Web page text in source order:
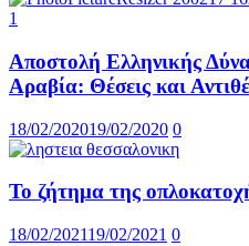
Αποστολή Ελληνικής
Αραβία: Θέσεις και
18/02/202019/02/2020 0
Το ζήτημα της
18/02/202119/02/2021 0